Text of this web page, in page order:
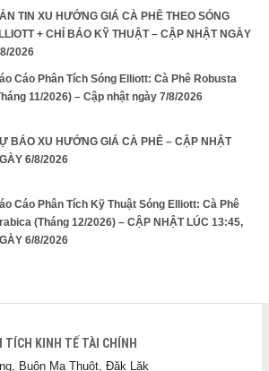
TIN XU HƯỚNG GIÁ CÀ PHÊ THEO SÓNG
+ CHỈ BÁO KỸ THUẬT – CẬP NHẬT NGÀY
2026
Cáo Phân Tích Sóng Elliott: Cà Phê Robusta
11/2026) – Cập nhật ngày 7/8/2026
BÁO XU HƯỚNG GIÁ CÀ PHÊ – CẬP NHẬT
6/8/2026
Cáo Phân Tích Kỹ Thuật Sóng Elliott: Cà Phê
(Tháng 12/2026) – CẬP NHẬT LÚC 13:45,
6/8/2026
TÍCH KINH TẾ TÀI CHÍNH
Buôn Ma Thuột, Đăk Lăk